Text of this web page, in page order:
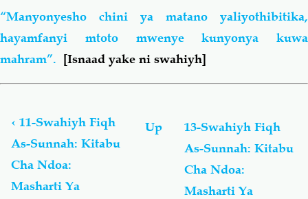
“Manyonyesho chini ya matano yaliyothibitika,
hayamfanyi mtoto mwenye kunyonya kuwa
mahram”. [Isnaad yake ni swahiyh]
links
10A-
Swahiyh
Fiqh
‹ 11-Swahiyh Fiqh
As-Sunnah: Kitabu
Cha Ndoa:
Masharti Ya
Up
13-Swahiyh Fiqh
As-Sunnah: Kitabu
Cha Ndoa:
Masharti Ya